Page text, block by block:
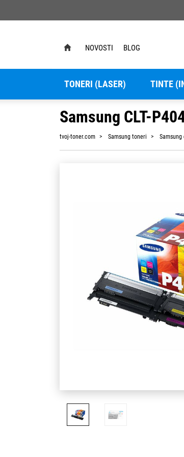
NOVOSTI BLOG
TONERI (LASER) TINTE
Samsung CLT-
tvoj-toner.com Samsung toneri